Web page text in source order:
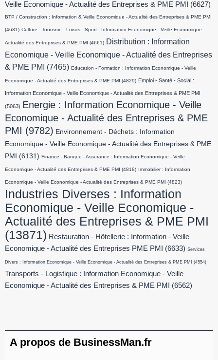
Veille Economique - Actualité des Entreprises & PME PMI
(6627)
BTP / Construction : Information & Veille Economique - Actualité des Entreprises & PME PMI
(4631) Culture - Tourisme - Loisirs - Sport : Information Economique - Veille Economique -
Actualité des Entreprises & PME PMI (4661) Distribution : Information
Economique - Veille Economique - Actualité des Entreprises
& PME PMI
(7465) Education - Formation : Information Economique - Veille
Economique - Actualité des Entreprises & PME PMI (4829) Emploi - Santé - Social :
Information Economique - Veille Economique - Actualité des Entreprises & PME PMI
(5063) Energie : Information Economique - Veille
Economique - Actualité des Entreprises & PME
PMI (9782) Environnement - Déchets : Information
Economique - Veille Economique - Actualité des Entreprises & PME
PMI
(6131) Finance - Banque - Assurance : Information Economique - Veille
Economique - Actualité des Entreprises & PME PMI (4818) Immobilier : Information
Economique - Veille Economique - Actualité des Entreprises & PME PMI (4823)
Industries Diverses : Information
Economique - Veille Economique -
Actualité des Entreprises & PME PMI
(13871) Restauration - Hôtellerie : Information - Veille
Economique - Actualité des Entreprises PME PMI
(6633) Services
Divers : Information Economique - Veille Economique - Actualité des Entreprises & PME PMI (4554)
Transports - Logistique : Information Economique - Veille
Economique - Actualité des Entreprises & PME PMI
(6562)
A propos de BusinessMan.fr